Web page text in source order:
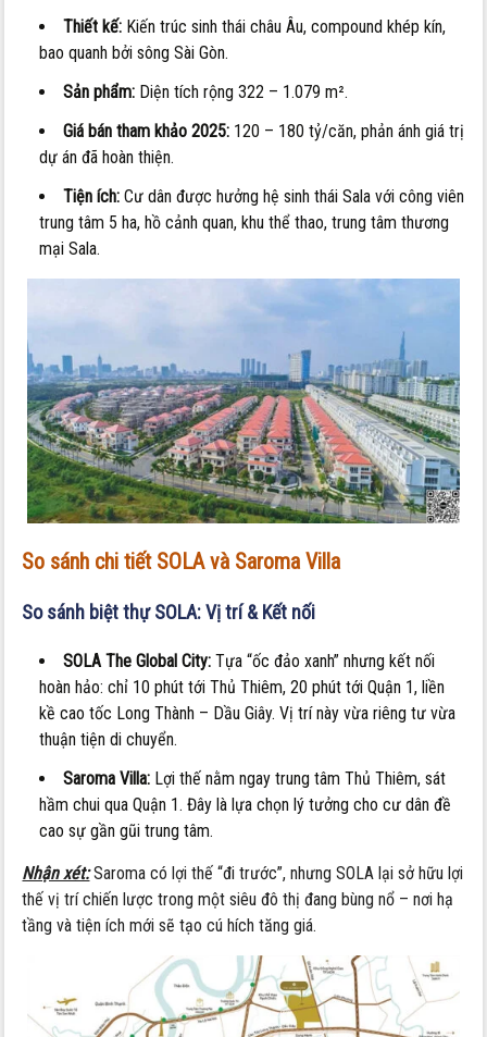
Thiết kế: Kiến trúc sinh thái châu Âu, compound khép kín,
bao quanh bởi sông Sài Gòn.
Sản phẩm: Diện tích rộng 322 – 1.079 m².
Giá bán tham khảo 2025: 120 – 180 tỷ/căn, phản ánh giá trị
dự án đã hoàn thiện.
Tiện ích: Cư dân được hưởng hệ sinh thái Sala với công viên
trung tâm 5 ha, hồ cảnh quan, khu thể thao, trung tâm thương
mại Sala.
So sánh chi tiết SOLA và Saroma Villa
So sánh biệt thự SOLA:Vị trí & Kết nối
SOLA The Global City: Tựa “ốc đảo xanh” nhưng kết nối
hoàn hảo: chỉ 10 phút tới Thủ Thiêm, 20 phút tới Quận 1, liền
kề cao tốc Long Thành – Dầu Giây. Vị trí này vừa riêng tư vừa
thuận tiện di chuyển.
Saroma Villa: Lợi thế nằm ngay trung tâm Thủ Thiêm, sát
hầm chui qua Quận 1. Đây là lựa chọn lý tưởng cho cư dân đề
cao sự gần gũi trung tâm.
Nhận xét:Saroma có lợi thế “đi trước”, nhưng SOLA lại sở hữu lợi
thế vị trí chiến lược trong một siêu đô thị đang bùng nổ – nơi hạ
tầng và tiện ích mới sẽ tạo cú hích tăng giá.